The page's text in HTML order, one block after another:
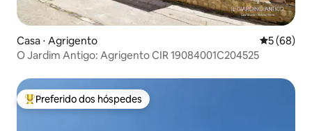
Casa ⋅ Agrigento 5 de uma
5 (68)
O Jardim Antigo: Agrigento CIR 19084001C204525
Entre os melhores preferidos dos hóspedes
Preferido dos hóspedes